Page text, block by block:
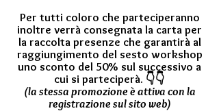
Per tutti coloro che parteciperanno
inoltre verrà consegnata la carta per
la raccolta presenze che garantirà al
raggiungimento del sesto workshop
uno sconto del 50% sul successivo a
cui si parteciperà. 👇👇
(la stessa promozione è attiva con la
registrazione sul sito web)